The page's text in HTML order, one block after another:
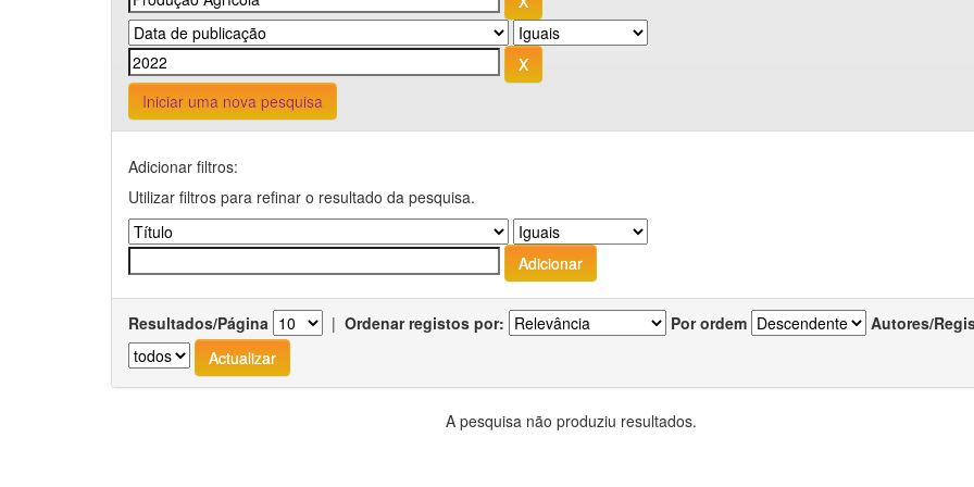
Iniciar uma nova pesquisa
Adicionar filtros:
Utilizar filtros para refinar o resultado da pesquisa.
Resultados/Página | Ordenar registos por: Por ordem Autores/
A pesquisa não produziu resultados.